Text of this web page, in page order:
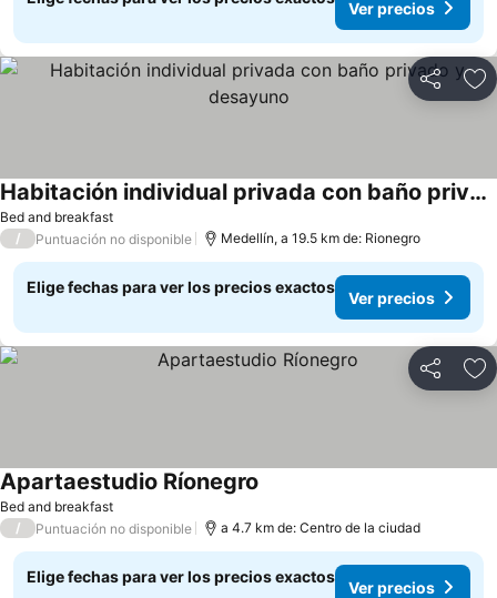
Ver precios
Compartir
Bed and breakfast
Habitación individual privada con baño privado y desayuno
/ Puntuación no disponible Medellín, a 19.5 km de: Rionegro
Elige fechas para ver los precios exactos
Ver precios
Compartir
Bed and breakfast
Apartaestudio Ríonegro
/ Puntuación no disponible a 4.7 km de: Centro de la ciudad
Elige fechas para ver los precios exactos
Ver precios